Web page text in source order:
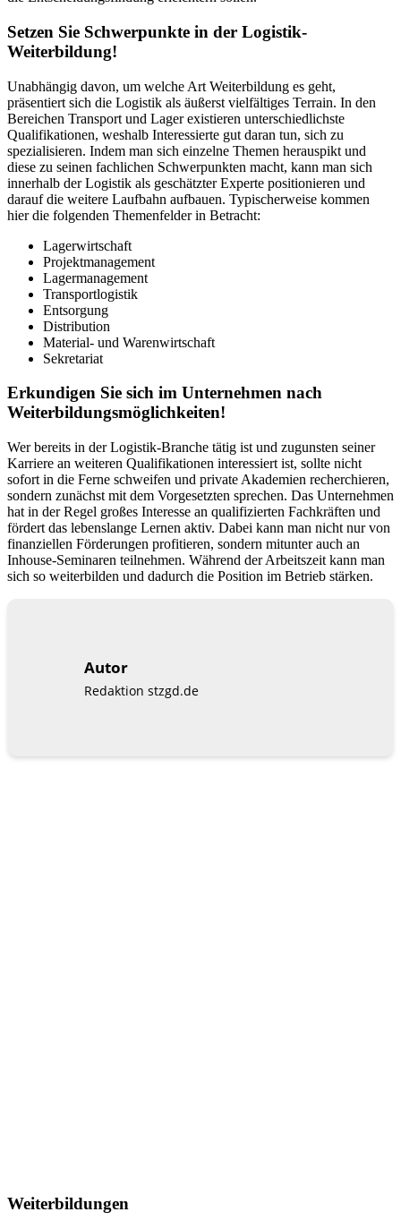
Setzen Sie Schwerpunkte in der Logistik-
Weiterbildung!
Unabhängig davon, um welche Art Weiterbildung es geht,
präsentiert sich die Logistik als äußerst vielfältiges Terrain. In den
Bereichen Transport und Lager existieren unterschiedlichste
Qualifikationen, weshalb Interessierte gut daran tun, sich zu
spezialisieren. Indem man sich einzelne Themen herauspikt und
diese zu seinen fachlichen Schwerpunkten macht, kann man sich
innerhalb der Logistik als geschätzter Experte positionieren und
darauf die weitere Laufbahn aufbauen. Typischerweise kommen
hier die folgenden Themenfelder in Betracht:
Lagerwirtschaft
Projektmanagement
Lagermanagement
Transportlogistik
Entsorgung
Distribution
Material- und Warenwirtschaft
Sekretariat
Erkundigen Sie sich im Unternehmen nach
Weiterbildungsmöglichkeiten!
Wer bereits in der Logistik-Branche tätig ist und zugunsten seiner
Karriere an weiteren Qualifikationen interessiert ist, sollte nicht
sofort in die Ferne schweifen und private Akademien recherchieren,
sondern zunächst mit dem Vorgesetzten sprechen. Das Unternehmen
hat in der Regel großes Interesse an qualifizierten Fachkräften und
fördert das lebenslange Lernen aktiv. Dabei kann man nicht nur von
finanziellen Förderungen profitieren, sondern mitunter auch an
Inhouse-Seminaren teilnehmen. Während der Arbeitszeit kann man
sich so weiterbilden und dadurch die Position im Betrieb stärken.
Autor
Redaktion stzgd.de
Weiterbildungen